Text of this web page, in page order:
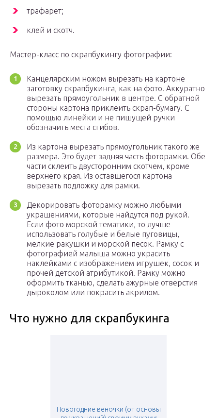
трафарет;
клей и скотч.
Мастер-класс по скрапбукингу фотографии:
Канцелярским ножом вырезать на картоне
заготовку скрапбукинга, как на фото. Аккуратно
вырезать прямоугольник в центре. С обратной
стороны картона приклеить скрап-бумагу. С
помощью линейки и не пишущей ручки
обозначить места сгибов.
Из картона вырезать прямоугольник такого же
размера. Это будет задняя часть фоторамки. Обе
части склеить двусторонним скотчем, кроме
верхнего края. Из оставшегося картона
вырезать подложку для рамки.
Декорировать фоторамку можно любыми
украшениями, которые найдутся под рукой.
Если фото морской тематики, то лучше
использовать голубые и белые пуговицы,
мелкие ракушки и морской песок. Рамку с
фотографией малыша можно украсить
наклейками с изображением игрушек, сосок и
прочей детской атрибутикой. Рамку можно
оформить тканью, сделать ажурные отверстия
дыроколом или покрасить акрилом.
Что нужно для скрапбукинга
Новогодние веночки (от основы